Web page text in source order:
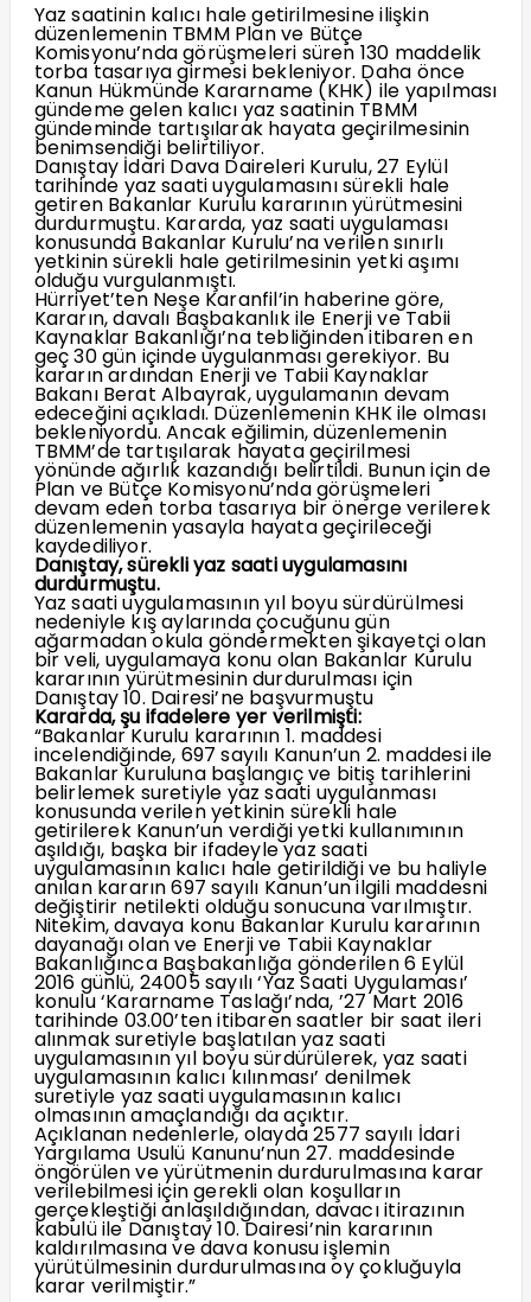
Yaz saatinin kalıcı hale getirilmesine ilişkin
düzenlemenin TBMM Plan ve Bütçe
Komisyonu’nda görüşmeleri süren 130 maddelik
torba tasarıya girmesi bekleniyor. Daha önce
Kanun Hükmünde Kararname (KHK) ile yapılması
gündeme gelen kalıcı yaz saatinin TBMM
gündeminde tartışılarak hayata geçirilmesinin
benimsendiği belirtiliyor.
Danıştay İdari Dava Daireleri Kurulu, 27 Eylül
tarihinde yaz saati uygulamasını sürekli hale
getiren Bakanlar Kurulu kararının yürütmesini
durdurmuştu. Kararda, yaz saati uygulaması
konusunda Bakanlar Kurulu’na verilen sınırlı
yetkinin sürekli hale getirilmesinin yetki aşımı
olduğu vurgulanmıştı.
Hürriyet’ten Neşe Karanfil’in haberine göre,
Kararın, davalı Başbakanlık ile Enerji ve Tabii
Kaynaklar Bakanlığı’na tebliğinden itibaren en
geç 30 gün içinde uygulanması gerekiyor. Bu
kararın ardından Enerji ve Tabii Kaynaklar
Bakanı Berat Albayrak, uygulamanın devam
edeceğini açıkladı. Düzenlemenin KHK ile olması
bekleniyordu. Ancak eğilimin, düzenlemenin
TBMM’de tartışılarak hayata geçirilmesi
yönünde ağırlık kazandığı belirtildi. Bunun için de
Plan ve Bütçe Komisyonu’nda görüşmeleri
devam eden torba tasarıya bir önerge verilerek
düzenlemenin yasayla hayata geçirileceği
kaydediliyor.
Danıştay, sürekli yaz saati uygulamasını
durdurmuştu.
Yaz saati uygulamasının yıl boyu sürdürülmesi
nedeniyle kış aylarında çocuğunu gün
ağarmadan okula göndermekten şikayetçi olan
bir veli, uygulamaya konu olan Bakanlar Kurulu
kararının yürütmesinin durdurulması için
Danıştay 10. Dairesi’ne başvurmuştu
Kararda, şu ifadelere yer verilmişti:
“Bakanlar Kurulu kararının 1. maddesi
incelendiğinde, 697 sayılı Kanun’un 2. maddesi ile
Bakanlar Kuruluna başlangıç ve bitiş tarihlerini
belirlemek suretiyle yaz saati uygulanması
konusunda verilen yetkinin sürekli hale
getirilerek Kanun’un verdiği yetki kullanımının
aşıldığı, başka bir ifadeyle yaz saati
uygulamasının kalıcı hale getirildiği ve bu haliyle
anılan kararın 697 sayılı Kanun’un ilgili maddesni
değiştirir netilekti olduğu sonucuna varılmıştır.
Nitekim, davaya konu Bakanlar Kurulu kararının
dayanağı olan ve Enerji ve Tabii Kaynaklar
Bakanlığınca Başbakanlığa gönderilen 6 Eylül
2016 günlü, 24005 sayılı ‘Yaz Saati Uygulaması’
konulu ‘Kararname Taslağı’nda, ’27 Mart 2016
tarihinde 03.00’ten itibaren saatler bir saat ileri
alınmak suretiyle başlatılan yaz saati
uygulamasının yıl boyu sürdürülerek, yaz saati
uygulamasının kalıcı kılınması’ denilmek
suretiyle yaz saati uygulamasının kalıcı
olmasının amaçlandığı da açıktır.
Açıklanan nedenlerle, olayda 2577 sayılı İdari
Yargılama Usulü Kanunu’nun 27. maddesinde
öngörülen ve yürütmenin durdurulmasına karar
verilebilmesi için gerekli olan koşulların
gerçekleştiği anlaşıldığından, davacı itirazının
kabulü ile Danıştay 10. Dairesi’nin kararının
kaldırılmasına ve dava konusu işlemin
yürütülmesinin durdurulmasına oy çokluğuyla
karar verilmiştir.”